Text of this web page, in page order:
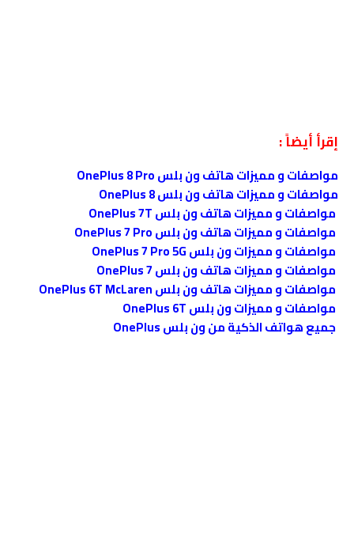
إقرأ أيضاً :
مواصفات و مميزات هاتف ون بلس OnePlus 8 Pro
مواصفات و مميزات هاتف ون بلس OnePlus 8
مواصفات و مميزات هاتف ون بلس OnePlus 7T
مواصفات و مميزات هاتف ون بلس OnePlus 7 Pro
مواصفات و مميزات ون بلس OnePlus 7 Pro 5G
مواصفات و مميزات هاتف ون بلس OnePlus 7
مواصفات و مميزات هاتف ون بلس OnePlus 6T McLaren
مواصفات و مميزات ون بلس OnePlus 6T
جميع هواتف الذكية من ون بلس OnePlus